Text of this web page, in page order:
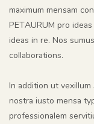
maximum mensam
PETAURUM pro
ideas in re. Nos
collaborations.
In addition ut
nostra iusto mensa
professionalem